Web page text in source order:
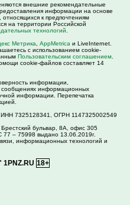
внешние рекомендательные
информации на основе
к предпочтениям
на территории Российской
технологий
Метрика AppMetrica и LiveInternet.
с использованием cookie-
Пользовательским соглашением
cookie-файлов составляет 14
информации,
сообщениях информационных
информации. Перепечатка
7325128341, ОГРН 1147325002549
Брестский бульвар, 8А, офис 305
– 75998 выдано 13.06.2019г.
информационных технологий и
18+